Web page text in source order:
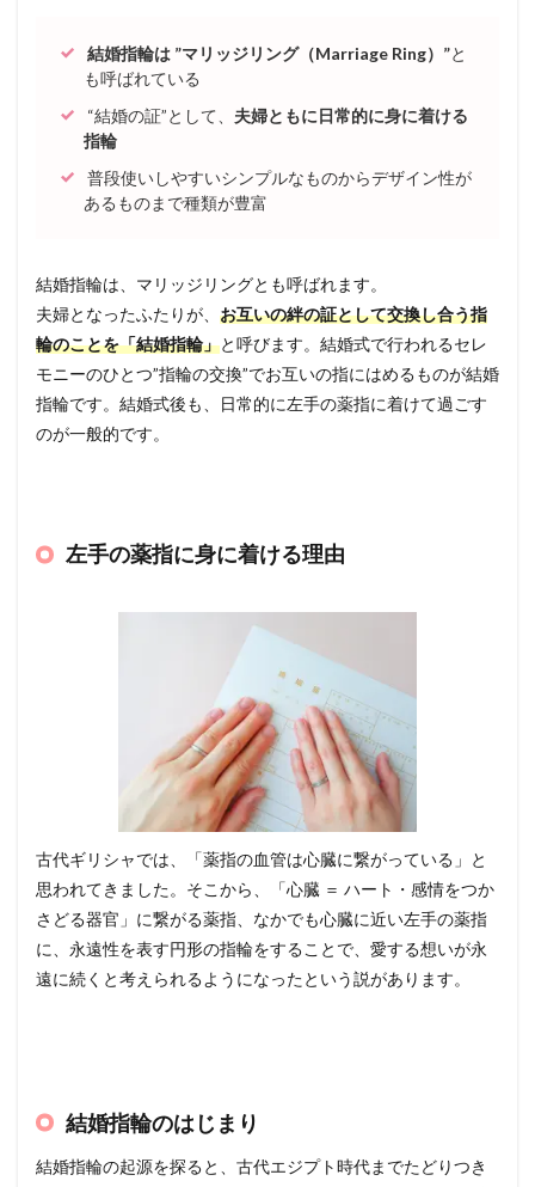
結婚指輪は ”マリッジリング（Marriage Ring）”と
も呼ばれている
“結婚の証”として、 夫婦ともに日常的に身に着ける
指輪
普段使いしやすいシンプルなものからデザイン性が
あるものまで種類が豊富
結婚指輪は、マリッジリングとも呼ばれます。
夫婦となったふたりが、 お互いの絆の証として交換し合う指
輪のことを「結婚指輪」と呼びます。結婚式で行われるセレ
モニーのひとつ”指輪の交換”でお互いの指にはめるものが結婚
指輪です。結婚式後も、日常的に左手の薬指に着けて過ごす
のが一般的です。
左手の薬指に身に着ける理由
古代ギリシャでは、「薬指の血管は心臓に繋がっている」と
思われてきました。そこから、「心臓 ＝ ハート・感情をつか
さどる器官」に繋がる薬指、なかでも心臓に近い左手の薬指
に、永遠性を表す円形の指輪をすることで、愛する想いが永
遠に続くと考えられるようになったという説があります。
結婚指輪のはじまり
結婚指輪の起源を探ると、古代エジプト時代までたどりつき